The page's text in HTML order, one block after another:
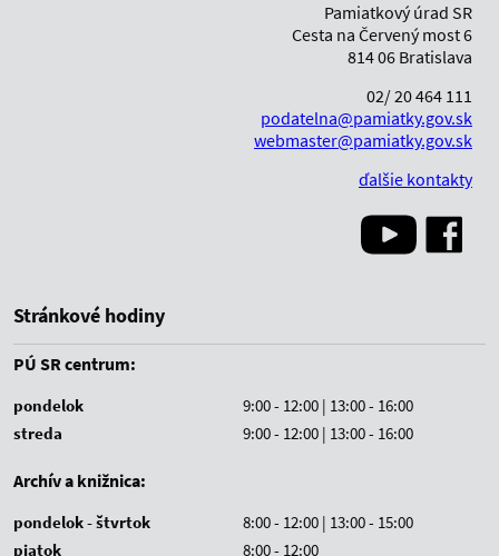
Pamiatkový úrad SR
Cesta na Červený most 6
814 06 Bratislava
02/ 20 464 111
podatelna@pamiatky.gov.sk
webmaster@pamiatky.gov.sk
ďalšie kontakty
Stránkové hodiny
PÚ SR centrum:
pondelok
9:00 - 12:00 | 13:00 - 16:00
streda
9:00 - 12:00 | 13:00 - 16:00
Archív a knižnica:
pondelok - štvrtok
8:00 - 12:00 | 13:00 - 15:00
piatok
8:00 - 12:00